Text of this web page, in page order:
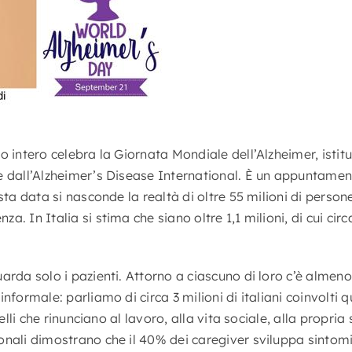
intero celebra la Giornata Mondiale dell’Alzheimer,
Disease International. È un
data si nasconde la realtà di oltre 55 milioni di
In Italia si stima che siano oltre 1,1 milioni, di cui
solo i pazienti. Attorno a ciascuno di loro c’è
parliamo di circa 3 milioni di italiani coinvolti
che rinunciano al lavoro, alla vita sociale, alla propria
dimostrano che il 40% dei caregiver sviluppa